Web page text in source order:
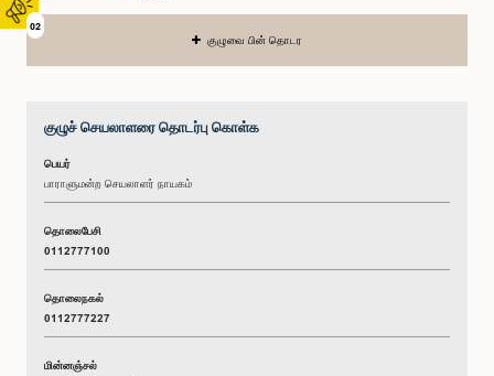
02
குழுவை பின் தொடர
குழுச் செயலாளரை தொடர்பு கொள்க
பெயர்
பாராளுமன்ற செயலாளர் நாயகம்
தொலைபேசி
0112777100
தொலைநகல்
0112777227
மின்னஞ்சல்